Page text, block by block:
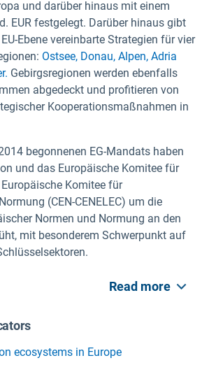
und darüber hinaus mit einem
EUR festgelegt. Darüber hinaus gibt
Ebene vereinbarte Strategien für vier
Ostsee, Donau, Alpen, Adria
Gebirgsregionen werden ebenfalls
abgedeckt und profitieren von
Kooperationsmaßnahmen in
begonnenen EG-Mandats haben
und das Europäische Komitee für
Komitee für
(CEN-CENELEC) um die
Normen und Normung an den
mit besonderem Schwerpunkt auf
Read more
ecosystems in Europe